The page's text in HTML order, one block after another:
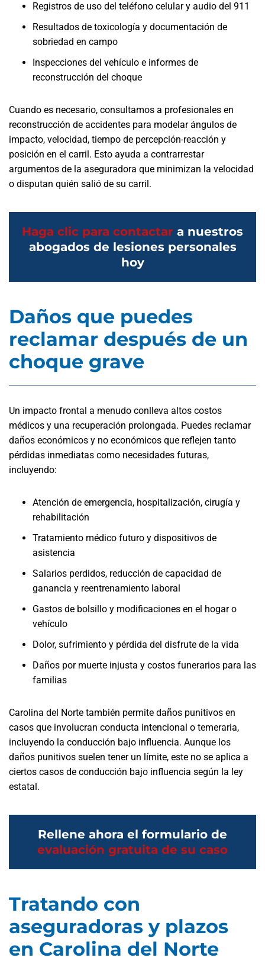
Registros de uso del teléfono celular y audio del 911
Resultados de toxicología y documentación de
sobriedad en campo
Inspecciones del vehículo e informes de
reconstrucción del choque
Cuando es necesario, consultamos a profesionales en
reconstrucción de accidentes para modelar ángulos de
impacto, velocidad, tiempo de percepción-reacción y
posición en el carril. Esto ayuda a contrarrestar
argumentos de la aseguradora que minimizan la velocidad
o disputan quién salió de su carril.
Haga clic para contactar a nuestros
abogados de lesiones personales
hoy
Daños que puedes
reclamar después de un
choque grave
Un impacto frontal a menudo conlleva altos costos
médicos y una recuperación prolongada. Puedes reclamar
daños económicos y no económicos que reflejen tanto
pérdidas inmediatas como necesidades futuras,
incluyendo:
Atención de emergencia, hospitalización, cirugía y
rehabilitación
Tratamiento médico futuro y dispositivos de
asistencia
Salarios perdidos, reducción de capacidad de
ganancia y reentrenamiento laboral
Gastos de bolsillo y modificaciones en el hogar o
vehículo
Dolor, sufrimiento y pérdida del disfrute de la vida
Daños por muerte injusta y costos funerarios para las
familias
Carolina del Norte también permite daños punitivos en
casos que involucran conducta intencional o temeraria,
incluyendo la conducción bajo influencia. Aunque los
daños punitivos suelen tener un límite, este no se aplica a
ciertos casos de conducción bajo influencia según la ley
estatal.
Rellene ahora el formulario de
evaluación gratuita de su caso
Tratando con
aseguradoras y plazos
en Carolina del Norte